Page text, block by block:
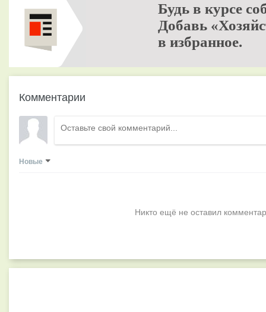
Будь в курсе
Добавь
в избранное.
Комментарии
Новые
Никто ещё не оставил